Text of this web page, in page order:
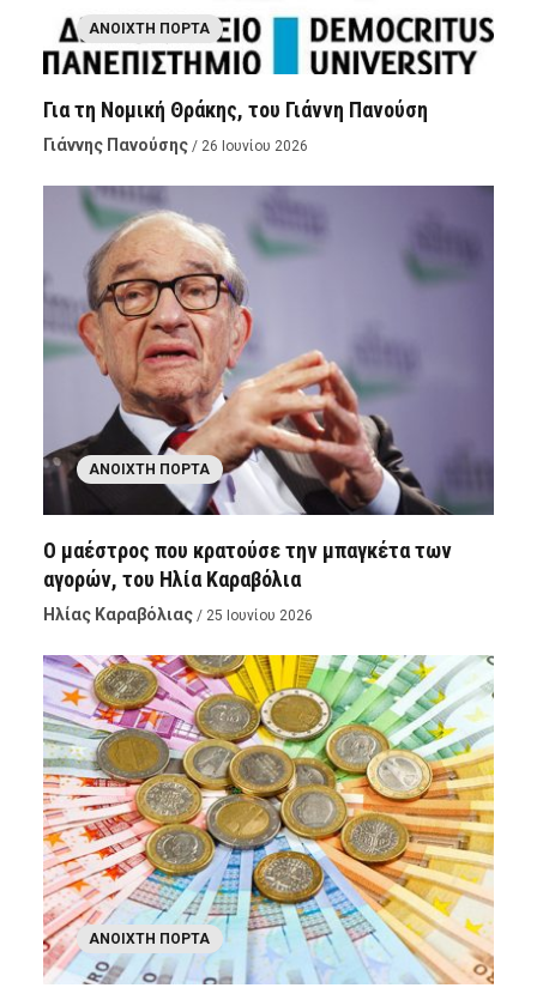
ΑΝΟΙΧΤΉ ΠΌΡΤΑ
Για τη Νομική Θράκης, του Γιάννη Πανούση
Γιάννης Πανούσης / 26 Ιουνίου 2026
ΑΝΟΙΧΤΉ ΠΌΡΤΑ
Ο μαέστρος που κρατούσε την μπαγκέτα των
αγορών, του Ηλία Καραβόλια
Ηλίας Καραβόλιας / 25 Ιουνίου 2026
ΑΝΟΙΧΤΉ ΠΌΡΤΑ